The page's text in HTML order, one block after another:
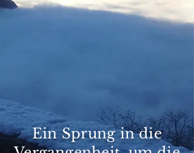
Ein Sprung in die